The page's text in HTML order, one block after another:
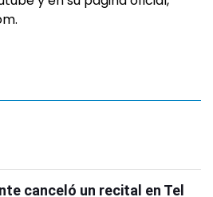
canceló un recital en Tel